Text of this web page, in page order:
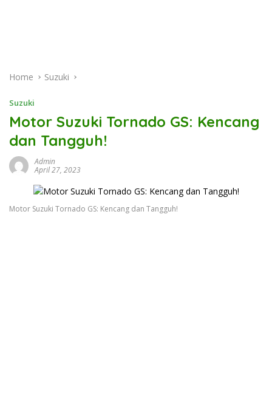
Home Suzuki
Suzuki
Motor Suzuki Tornado GS: Kencang
dan Tangguh!
Admin
April 27, 2023
Motor Suzuki Tornado GS: Kencang dan Tangguh!